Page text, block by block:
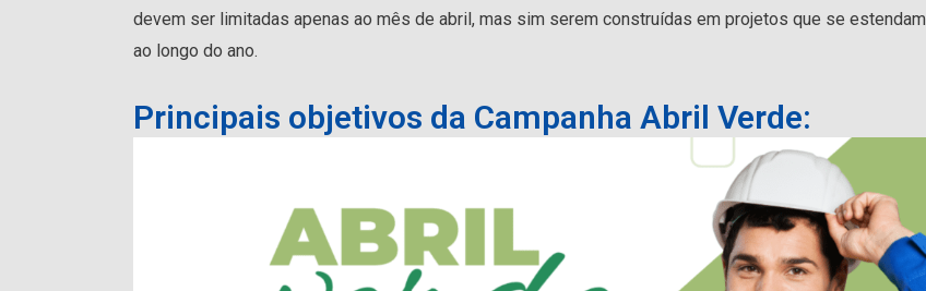
devem ser limitadas apenas ao mês de abril, mas sim serem construídas em projetos que se estendam
ao longo do ano.
Principais objetivos da Campanha Abril Verde: